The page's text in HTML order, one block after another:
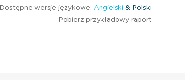
Dostępne wersje językowe: Angielski & Polski
Pobierz przykładowy raport